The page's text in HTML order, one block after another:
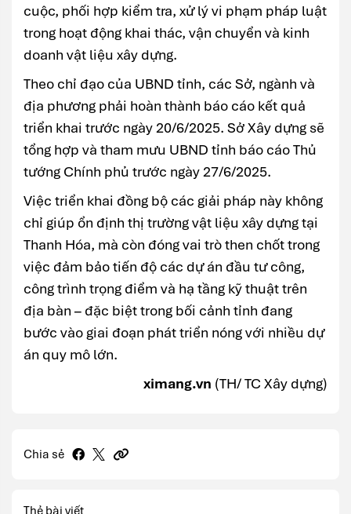
cuộc, phối hợp kiểm tra, xử lý vi phạm pháp luật
trong hoạt động khai thác, vận chuyển và kinh
doanh vật liệu xây dựng.
Theo chỉ đạo của UBND tỉnh, các Sở, ngành và
địa phương phải hoàn thành báo cáo kết quả
triển khai trước ngày 20/6/2025. Sở Xây dựng sẽ
tổng hợp và tham mưu UBND tỉnh báo cáo Thủ
tướng Chính phủ trước ngày 27/6/2025.
Việc triển khai đồng bộ các giải pháp này không
chỉ giúp ổn định thị trường vật liệu xây dựng tại
Thanh Hóa, mà còn đóng vai trò then chốt trong
việc đảm bảo tiến độ các dự án đầu tư công,
công trình trọng điểm và hạ tầng kỹ thuật trên
địa bàn – đặc biệt trong bối cảnh tỉnh đang
bước vào giai đoạn phát triển nóng với nhiều dự
án quy mô lớn.
ximang.vn (TH/ TC Xây dựng)
Chia sẻ
Thẻ bài viết